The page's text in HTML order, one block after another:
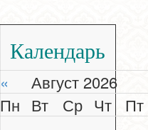
Календарь
«
Август 2026
Пн Вт Ср Чт Пт